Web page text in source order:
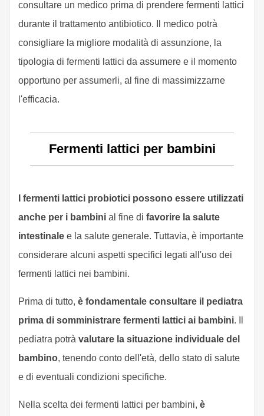
consultare un medico prima di prendere fermenti lattici
durante il trattamento antibiotico. Il medico potrà
consigliare la migliore modalità di assunzione, la
tipologia di fermenti lattici da assumere e il momento
opportuno per assumerli, al fine di massimizzarne
l'efficacia.
Fermenti lattici per bambini
I fermenti lattici probiotici possono essere utilizzati
anche per i bambini al fine di favorire la salute
intestinale e la salute generale. Tuttavia, è importante
considerare alcuni aspetti specifici legati all'uso dei
fermenti lattici nei bambini.
Prima di tutto, è fondamentale consultare il pediatra
prima di somministrare fermenti lattici ai bambini. Il
pediatra potrà valutare la situazione individuale del
bambino, tenendo conto dell'età, dello stato di salute
e di eventuali condizioni specifiche.
Nella scelta dei fermenti lattici per bambini, è